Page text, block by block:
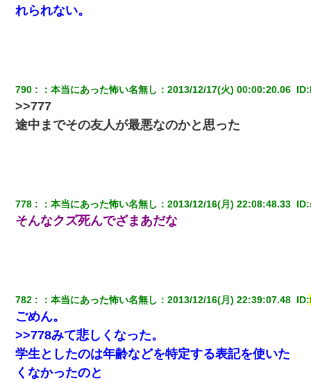
れられない。
790 ：本当にあった怖い名無し ：2013/12/17(火) 00:00:20.06 ID:
>>777
途中までその友人が最悪なのかと思った
778 ：本当にあった怖い名無し ：2013/12/16(月) 22:08:48.33 ID:
そんなクズ死んでざまあだな
782 ：本当にあった怖い名無し ：2013/12/16(月) 22:39:07.48 ID:
ごめん。
>>778みて悲しくなった。
学生としたのは年齢などを特定する表記を使いた
くなかったのと